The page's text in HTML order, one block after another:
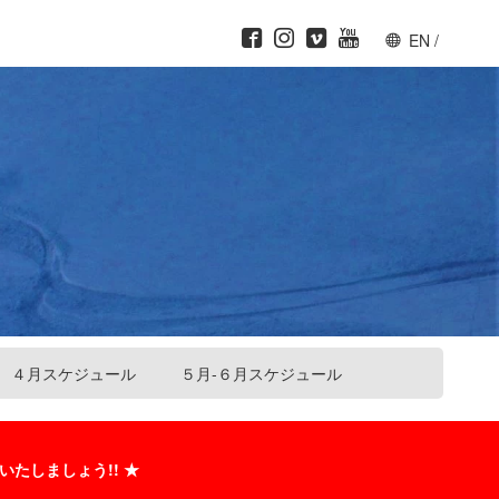
EN /
４月スケジュール ５月-６月スケジュール
たしましょう!! ★